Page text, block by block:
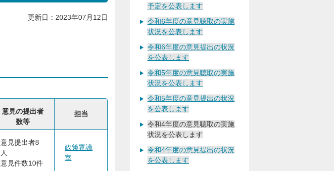
更新日：2023年07月12日
意見の提出者
数等
担当
意見提出者8
人
意見件数10件
政策審議
室
予定を公表します
令和6年度の意見聴取の実施
状況を公表します
令和6年度の意見提出の状況
を公表します
令和5年度の意見聴取の実施
状況を公表します
令和5年度の意見提出の状況
を公表します
令和4年度の意見聴取の実施
状況を公表します
令和4年度の意見提出の状況
を公表します